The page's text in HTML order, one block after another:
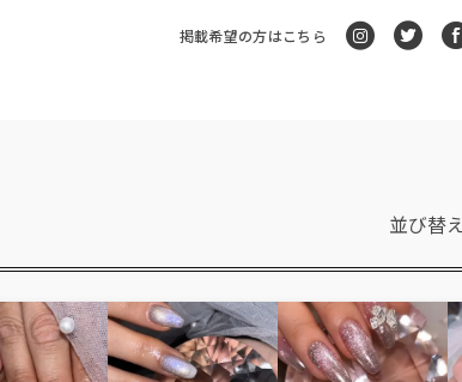
掲載希望の方はこちら
並び替え